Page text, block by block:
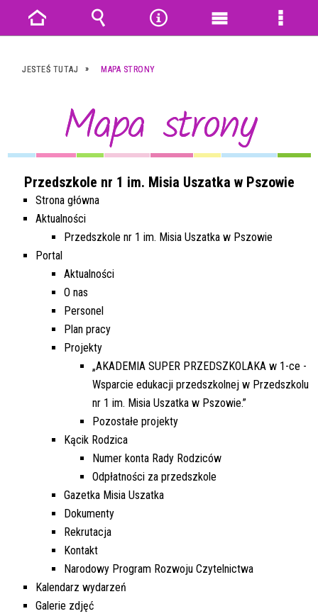
JESTEŚ TUTAJ MAPA STRONY
Mapa strony
Przedszkole nr 1 im. Misia Uszatka w Pszowie
Strona główna
Aktualności
Przedszkole nr 1 im. Misia Uszatka w Pszowie
Portal
Aktualności
O nas
Personel
Plan pracy
Projekty
„AKADEMIA SUPER PRZEDSZKOLAKA w 1-ce -
Wsparcie edukacji przedszkolnej w Przedszkolu
nr 1 im. Misia Uszatka w Pszowie.”
Pozostałe projekty
Kącik Rodzica
Numer konta Rady Rodziców
Odpłatności za przedszkole
Gazetka Misia Uszatka
Dokumenty
Rekrutacja
Kontakt
Narodowy Program Rozwoju Czytelnictwa
Kalendarz wydarzeń
Galerie zdjęć
Strona
główna
Wyszukiwarka
NarzędziaMenu
Menu